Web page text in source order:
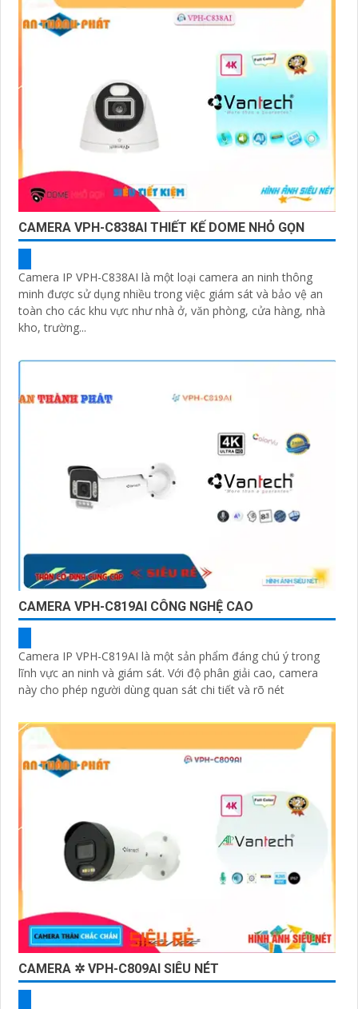
CAMERA VPH-C838AI THIẾT KẾ DOME NHỎ GỌN
Camera IP VPH-C838AI là một loại camera an ninh thông
minh được sử dụng nhiều trong việc giám sát và bảo vệ an
toàn cho các khu vực như nhà ở, văn phòng, cửa hàng, nhà
kho, trường...
CAMERA VPH-C819AI CÔNG NGHỆ CAO
Camera IP VPH-C819AI là một sản phẩm đáng chú ý trong
lĩnh vực an ninh và giám sát. Với độ phân giải cao, camera
này cho phép người dùng quan sát chi tiết và rõ nét
CAMERA ✲ VPH-C809AI SIÊU NÉT